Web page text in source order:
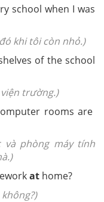
school when I was
khi tôi còn nhỏ.)
of the school
trường.)
rooms are
và phòng máy tính
at home?